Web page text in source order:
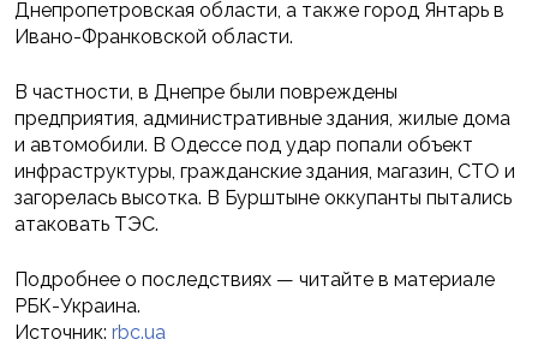
Днепропетровская области, а также город Янтарь в
Ивано-Франковской области.
В частности, в Днепре были повреждены
предприятия, административные здания, жилые дома
и автомобили. В Одессе под удар попали объект
инфраструктуры, гражданские здания, магазин, СТО и
загорелась высотка. В Бурштыне оккупанты пытались
атаковать ТЭС.
Подробнее о последствиях — читайте в материале
РБК-Украина.
Источник: rbc.ua